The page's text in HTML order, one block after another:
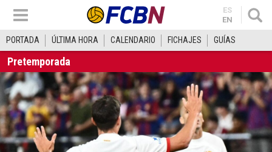
ES
EN
PORTADA ÚLTIMA HORA CALENDARIO FICHAJES GUÍAS
Pretemporada